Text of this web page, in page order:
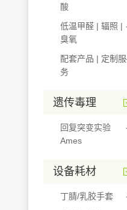
酸
低温甲醛 | 辐照 |
臭氧
配套产品 | 定制服
务
遗传毒理
回复突变实验
Ames
设备耗材
丁腈/乳胶手套